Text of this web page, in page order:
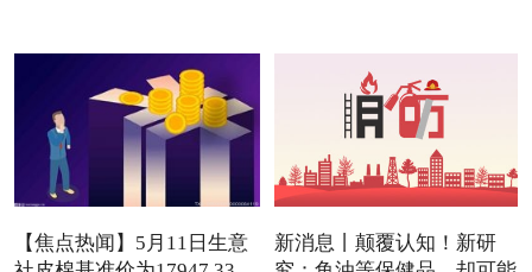
【焦点热闻】5月11日生意
新消息丨颠覆认知！新研